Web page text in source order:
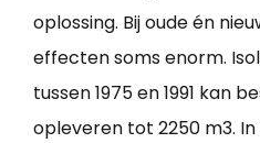
oplossing. Bij oude én
effecten soms enorm.
tussen 1975 en 1991 kan
opleveren tot 2250 m3.